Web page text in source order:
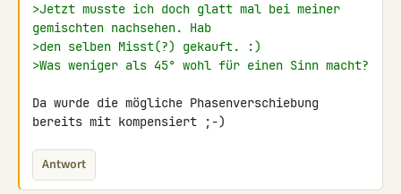
>Jetzt musste ich doch glatt mal bei meiner
gemischten nachsehen. Hab
>den selben Misst(?) gekauft. :)
>Was weniger als 45° wohl für einen Sinn macht?
Da wurde die mögliche Phasenverschiebung
bereits mit kompensiert ;-)
Antwort